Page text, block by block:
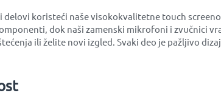
delovi koristeći naše visokokvalitetne touch
dok naši zamenski mikrofoni i zvučnici
ili želite novi izgled. Svaki deo je pažljivo